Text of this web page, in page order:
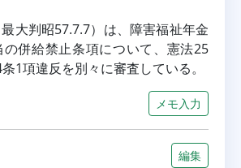
大判昭57.7.7）は、障害福祉年金
の併給禁止条項について、憲法25
1項違反を別々に審査している。
メモ入力
編集